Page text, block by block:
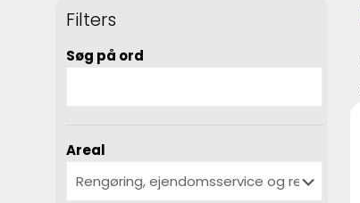
Filters
Søg på ord
Areal